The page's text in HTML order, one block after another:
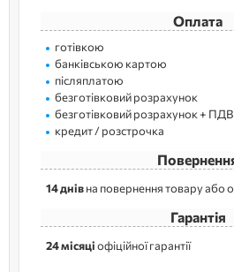
Оплата
готівкою
банківською картою
післяплатою
безготівковий розрахунок
безготівковий розрахунок + ПДВ
кредит / розстрочка
14 днівна повернення товару або
Гарантія
24 місяціофіційної гарантії